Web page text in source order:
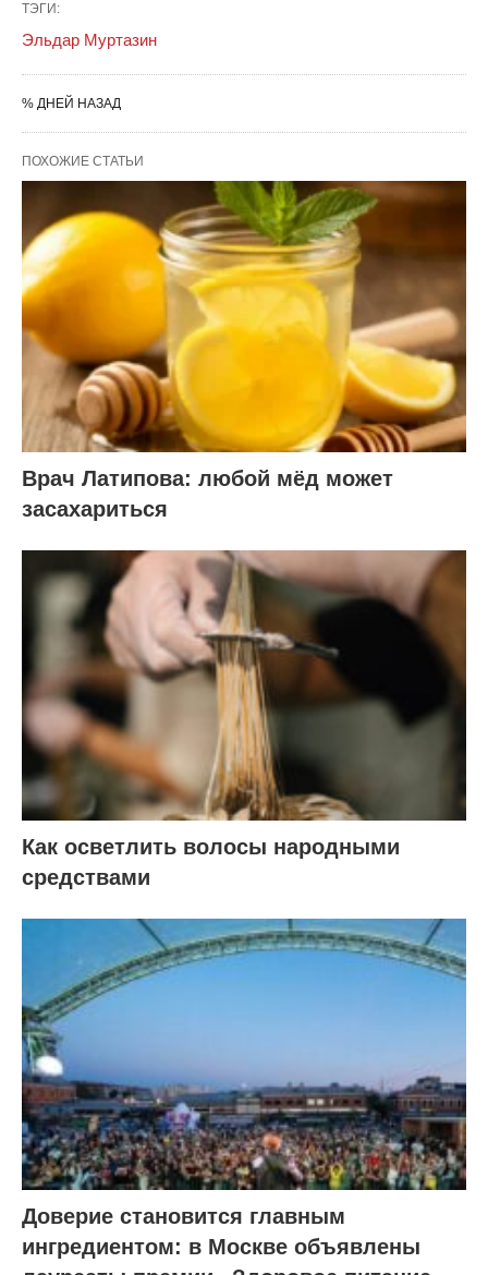
ТЭГИ:
Эльдар Муртазин
% ДНЕЙ НАЗАД
ПОХОЖИЕ СТАТЬИ
Врач Латипова: любой мёд может
засахариться
Как осветлить волосы народными
средствами
Доверие становится главным
ингредиентом: в Москве объявлены